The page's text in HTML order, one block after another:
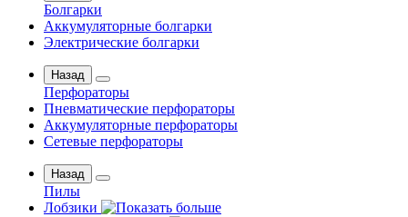
Болгарки
Аккумуляторные болгарки
Электрические болгарки
Назад
Перфораторы
Пневматические перфораторы
Аккумуляторные перфораторы
Сетевые перфораторы
Назад
Пилы
Лобзики